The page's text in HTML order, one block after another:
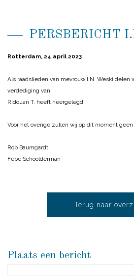
PERSBERICHT
Rotterdam, 24 april 2023
Als raadslieden van mevrouw I.N. Weski delen
verdediging van
Ridouan T. heeft neergelegd.
Voor het overige zullen wij op dit moment
Rob Baumgardt
Fébe Schoolderman
Terug naar
Plaats een bericht